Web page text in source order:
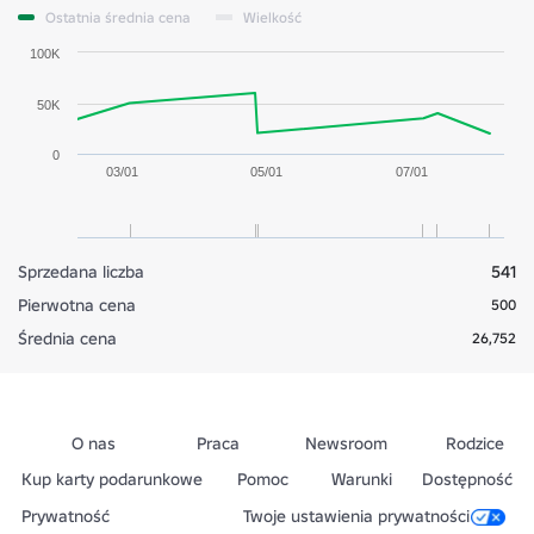
Ostatnia średnia cena Wielkość
03/01 05/01 07/01
0
50K
100K
Sprzedana liczba
541
Pierwotna cena
500
Średnia cena 26,752
O nas Praca Newsroom
Rodzice
Kup karty podarunkowe
Pomoc Warunki
Dostępność
Prywatność
Twoje ustawienia prywatności